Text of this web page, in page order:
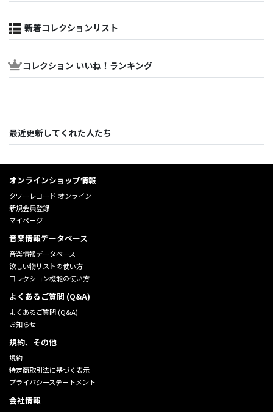
新着コレクションリスト
コレクション いいね！ランキング
最近更新してくれた人たち
オンラインショップ情報
タワーレコード オンライン
新規会員登録
マイページ
音楽情報データベース
音楽情報データベース
欲しい物リストの使い方
コレクション機能の使い方
よくあるご質問 (Q&A)
よくあるご質問 (Q&A)
お知らせ
規約、その他
規約
特定商取引法に基づく表示
プライバシーステートメント
会社情報